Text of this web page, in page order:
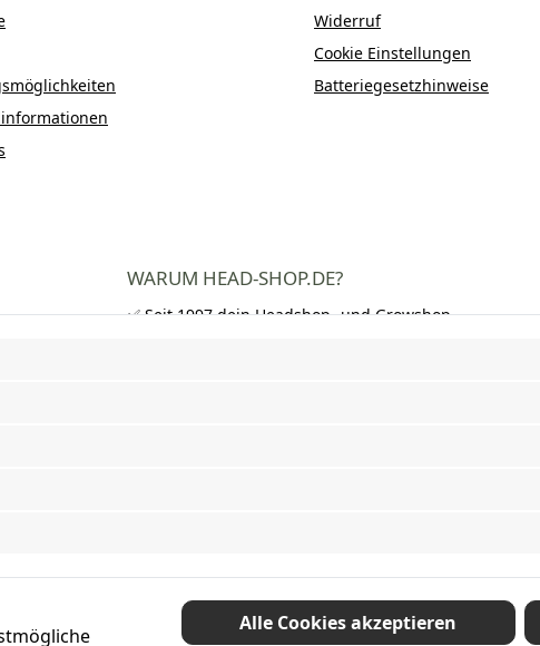
Widerruf
Cookie Einstellungen
Batteriegesetzhinweise
WARUM HEAD-SHOP.DE?
✅ Seit 1997 dein Headshop- und Growshop-
Alle Cookies akzeptieren